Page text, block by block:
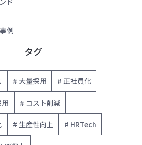
例
タグ
# 大量採用 # 正社員化
# コスト削減
# 生産性向上 # HRTech